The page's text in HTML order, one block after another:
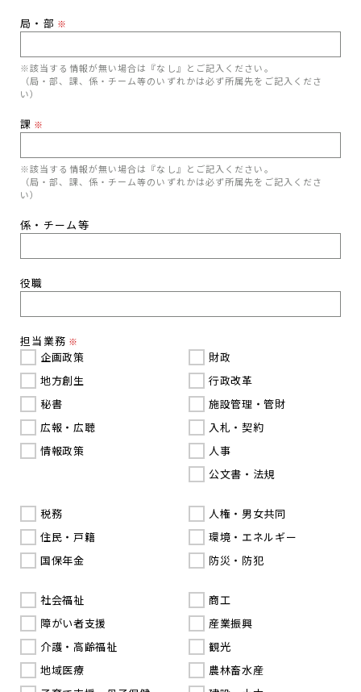
局・部 ※
※該当する情報が無い場合は『なし』とご記入ください。
（局・部、課、係・チーム等のいずれかは必ず所属先をご記入くださ
い）
課 ※
※該当する情報が無い場合は『なし』とご記入ください。
（局・部、課、係・チーム等のいずれかは必ず所属先をご記入くださ
い）
係・チーム等
役職
担当業務 ※
企画政策
地方創生
秘書
広報・広聴
情報政策
財政
行政改革
施設管理・管財
入札・契約
人事
公文書・法規
税務
住民・戸籍
国保年金
人権・男女共同
環境・エネルギー
防災・防犯
社会福祉
障がい者支援
介護・高齢福祉
地域医療
商工
産業振興
観光
農林畜水産